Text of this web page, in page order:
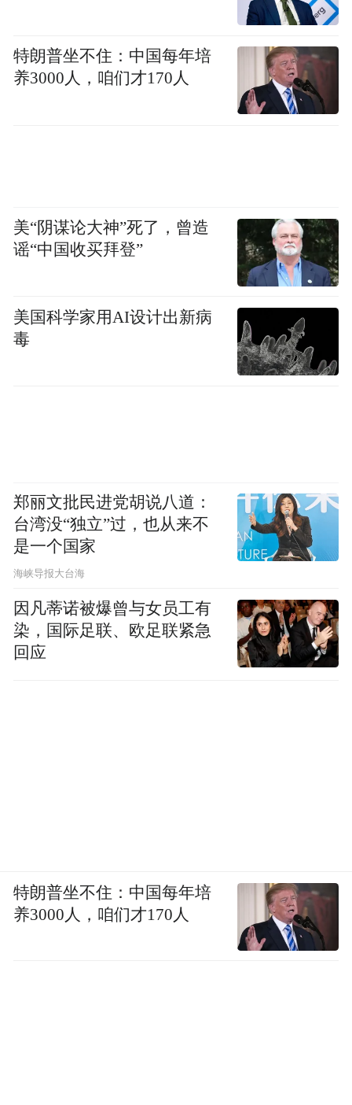
特朗普坐不住：中国每年培
养3000人，咱们才170人
美“阴谋论大神”死了，曾造
谣“中国收买拜登”
美国科学家用AI设计出新病
毒
郑丽文批民进党胡说八道：
台湾没“独立”过，也从来不
是一个国家
​海峡导报大台海
因凡蒂诺被爆曾与女员工有
染，国际足联、欧足联紧急
回应
特朗普坐不住：中国每年培
养3000人，咱们才170人